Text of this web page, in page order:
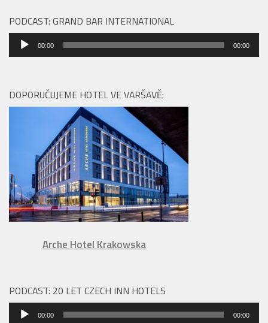
PODCAST: GRAND BAR INTERNATIONAL
Audio
přehrávač
00:00 00:00
DOPORUČUJEME HOTEL VE VARŠAVĚ:
Arche Hotel Krakowska
PODCAST: 20 LET CZECH INN HOTELS
Audio
00:00 00:00